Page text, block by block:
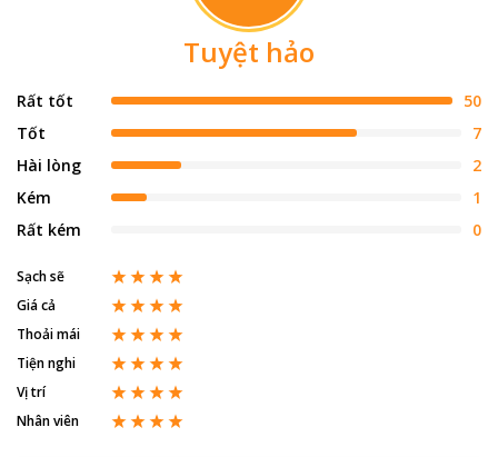
Tuyệt hảo
Rất tốt
50
Tốt
7
Hài lòng
2
Kém
1
Rất kém
0
Sạch sẽ
Giá cả
Thoải mái
Tiện nghi
Vị trí
Nhân viên